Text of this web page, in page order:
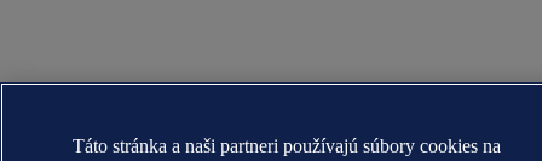
Táto stránka a naši partneri používajú súbory cookies na